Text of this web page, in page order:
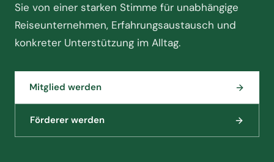
Sie von einer starken Stimme für unabhängige
Reiseunternehmen, Erfahrungsaustausch und
konkreter Unterstützung im Alltag.
Mitglied werden
Förderer werden